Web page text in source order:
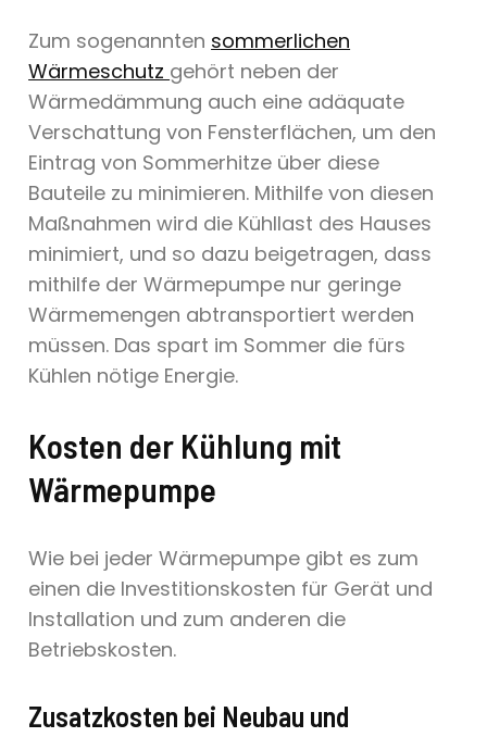
Zum sogenannten sommerlichen
Wärmeschutz gehört neben der
Wärmedämmung auch eine adäquate
Verschattung von Fensterflächen, um den
Eintrag von Sommerhitze über diese
Bauteile zu minimieren. Mithilfe von diesen
Maßnahmen wird die Kühllast des Hauses
minimiert, und so dazu beigetragen, dass
mithilfe der Wärmepumpe nur geringe
Wärmemengen abtransportiert werden
müssen. Das spart im Sommer die fürs
Kühlen nötige Energie.
Kosten der Kühlung mit
Wärmepumpe
Wie bei jeder Wärmepumpe gibt es zum
einen die Investitionskosten für Gerät und
Installation und zum anderen die
Betriebskosten.
Zusatzkosten bei Neubau und